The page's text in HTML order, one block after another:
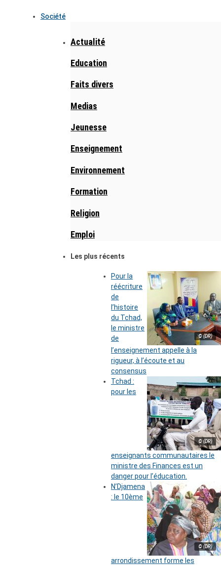
Société
Actualité
Education
Faits divers
Medias
Jeunesse
Enseignement
Environnement
Formation
Religion
Emploi
Les plus récents
© (DR)
Pour la
réécriture
de
l’histoire
du Tchad,
le ministre
de
l’enseignement appelle à la
rigueur, à l’écoute et au
consensus
© (DR)
Tchad :
pour les
enseignants communautaires le
ministre des Finances est un
danger pour l’éducation.
© (DR)
N’Djamena
: le 10ème
arrondissement forme les